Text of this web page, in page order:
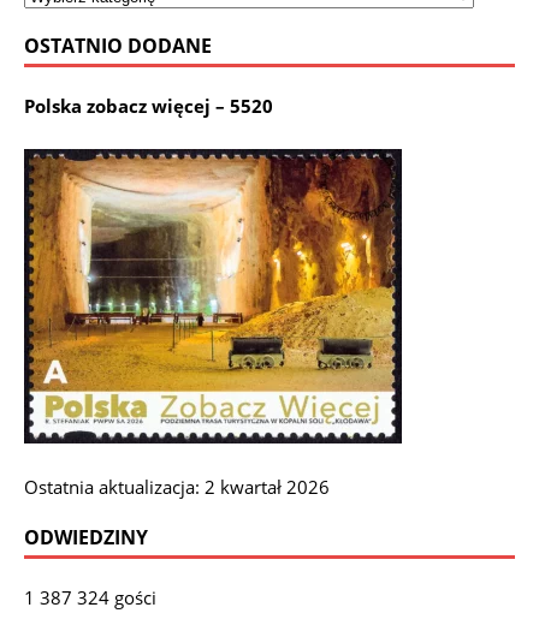
OSTATNIO DODANE
Polska zobacz więcej – 5520
Ostatnia aktualizacja: 2 kwartał 2026
ODWIEDZINY
1 387 324 gości